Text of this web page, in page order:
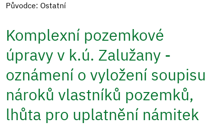
Původce: Ostatní
Komplexní pozemkové
úpravy v k.ú. Zalužany -
oznámení o vyložení soupisu
nároků vlastníků pozemků,
lhůta pro uplatnění námitek